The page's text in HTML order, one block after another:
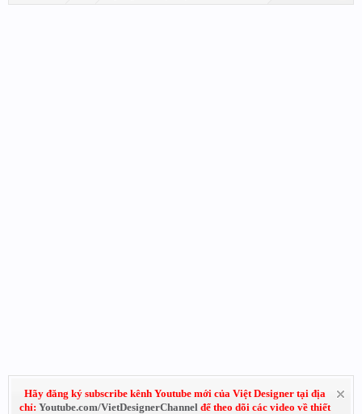
Hãy đăng ký subscribe kênh Youtube mới của Việt Designer tại địa
chỉ: Youtube.com/VietDesignerChannel để theo dõi các video về thiết